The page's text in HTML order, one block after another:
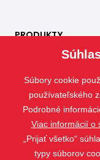
PRODUKTY
SLUŽBY
ISOTRA
KONTAKT
Súbory cookie
používateľského
Podrobné
Viac informácií o
„Prijať všetko“
typy súborov